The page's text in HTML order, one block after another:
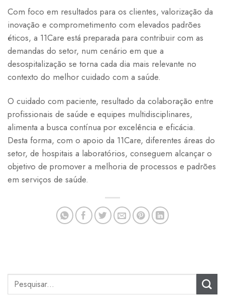
Com foco em resultados para os clientes, valorização da
inovação e comprometimento com elevados padrões
éticos, a 11Care está preparada para contribuir com as
demandas do setor, num cenário em que a
desospitalização se torna cada dia mais relevante no
contexto do melhor cuidado com a saúde.
O cuidado com paciente, resultado da colaboração entre
profissionais de saúde e equipes multidisciplinares,
alimenta a busca contínua por excelência e eficácia.
Desta forma, com o apoio da 11Care, diferentes áreas do
setor, de hospitais a laboratórios, conseguem alcançar o
objetivo de promover a melhoria de processos e padrões
em serviços de saúde.